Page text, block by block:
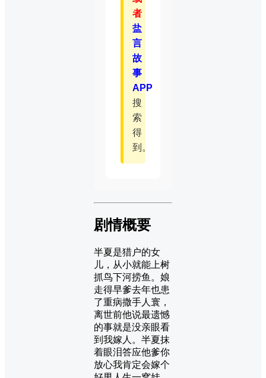
者
盐
言
故
事
APP
搜
索
得
到。
剧情概要
半夏是猎户的女
儿，从小就能上树
抓鸟下河捞鱼。娘
走得早爹去年也患
了重病撒手人寰，
离世前他说最遗憾
的事就是没亲眼看
到我嫁人。半夏抹
着眼泪答应他爹你
放心我肯定会嫁个